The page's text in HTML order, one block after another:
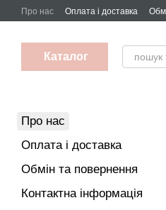
Перейти до основного контенту
Про нас Оплата і доставка
Каталог
Про нас
Оплата і доставка
Обмін та повернення
Контактна інформація